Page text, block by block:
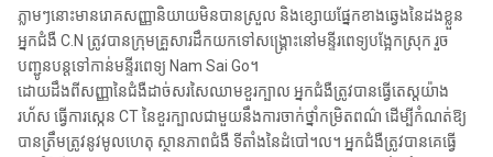
ភ្លាមៗ​នោះ​មាន​រោគសញ្ញា​និយាយ​មិន​បាន​ស្រួល និង​ខ្សោយ​ផ្នែក​ខាងឆ្វេង​នៃ​ដងខ្លួន
អ្នកជំងឺ C.N ត្រូវបាន​ក្រុមគ្រួសារ​ដឹក​យកទៅ​សង្គ្រោះ​នៅ​មន្ទីរពេទ្យបង្អែក​ស្រុក រួច​
បញ្ជូន​បន្ត​ទៅកាន់​មន្ទីរពេទ្យ Nam Sai Go។
ដោយដឹងពីសញ្ញានៃជំងឺដាច់សរសៃឈាមខួរក្បាល អ្នកជំងឺត្រូវបានធ្វើតេស្តយ៉ាង
រហ័ស ធ្វើការស្កេន CT នៃខួរក្បាលជាមួយនឹងការចាក់ថ្នាំកម្រិតពណ៌ ដើម្បីកំណត់ឱ្យ
បានត្រឹមត្រូវនូវមូលហេតុ ស្ថានភាពជំងឺ ទីតាំងនៃដំបៅ។ល។ អ្នកជំងឺត្រូវបានគេធ្វើ